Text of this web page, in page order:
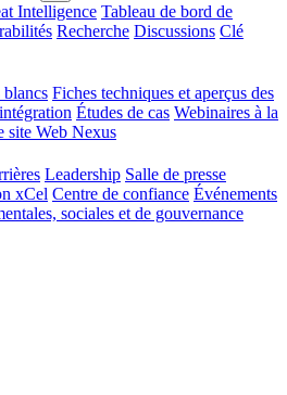
Intelligence Tableau de bord de
Recherche Discussions Clé
Fiches techniques et aperçus des
Études de cas Webinaires à la
site Web Nexus
Leadership Salle de presse
xCel Centre de confiance Événements
sociales et de gouvernance